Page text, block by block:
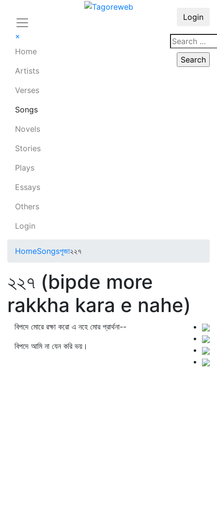
×
Home
Artists
Verses
Songs
Novels
Stories
Plays
Essays
Others
Login
Login
HomeSongsপূজা২২৭
২২৭ (bipde more
rakkha kara e nahe)
বিপদে মোরে রক্ষা করো এ নহে মোর প্রার্থনা--
বিপদে আমি না যেন করি ভয়।